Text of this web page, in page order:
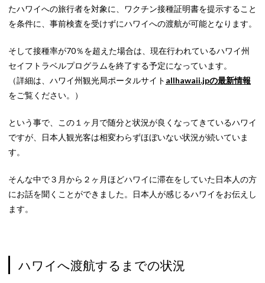
たハワイへの旅行者を対象に、ワクチン接種証明書を提示すること
を条件に、事前検査を受けずにハワイへの渡航が可能となります。
そして接種率が70％を超えた場合は、現在行われているハワイ州
セイフトラベルプログラムを終了する予定になっています。
（詳細は、ハワイ州観光局ポータルサイト allhawaii.jpの最新情報
をご覧ください。）
という事で、この１ヶ月で随分と状況が良くなってきているハワイ
ですが、日本人観光客は相変わらずほぼいない状況が続いていま
す。
そんな中で３月から２ヶ月ほどハワイに滞在をしていた日本人の方
にお話を聞くことができました。日本人が感じるハワイをお伝えし
ます。
ハワイへ渡航するまでの状況